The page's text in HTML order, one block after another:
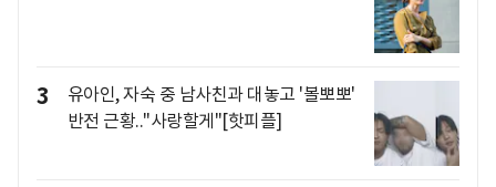
3
유아인, 자숙 중 남사친과 대놓고 '볼뽀뽀'
반전 근황.."사랑할게"[핫피플]